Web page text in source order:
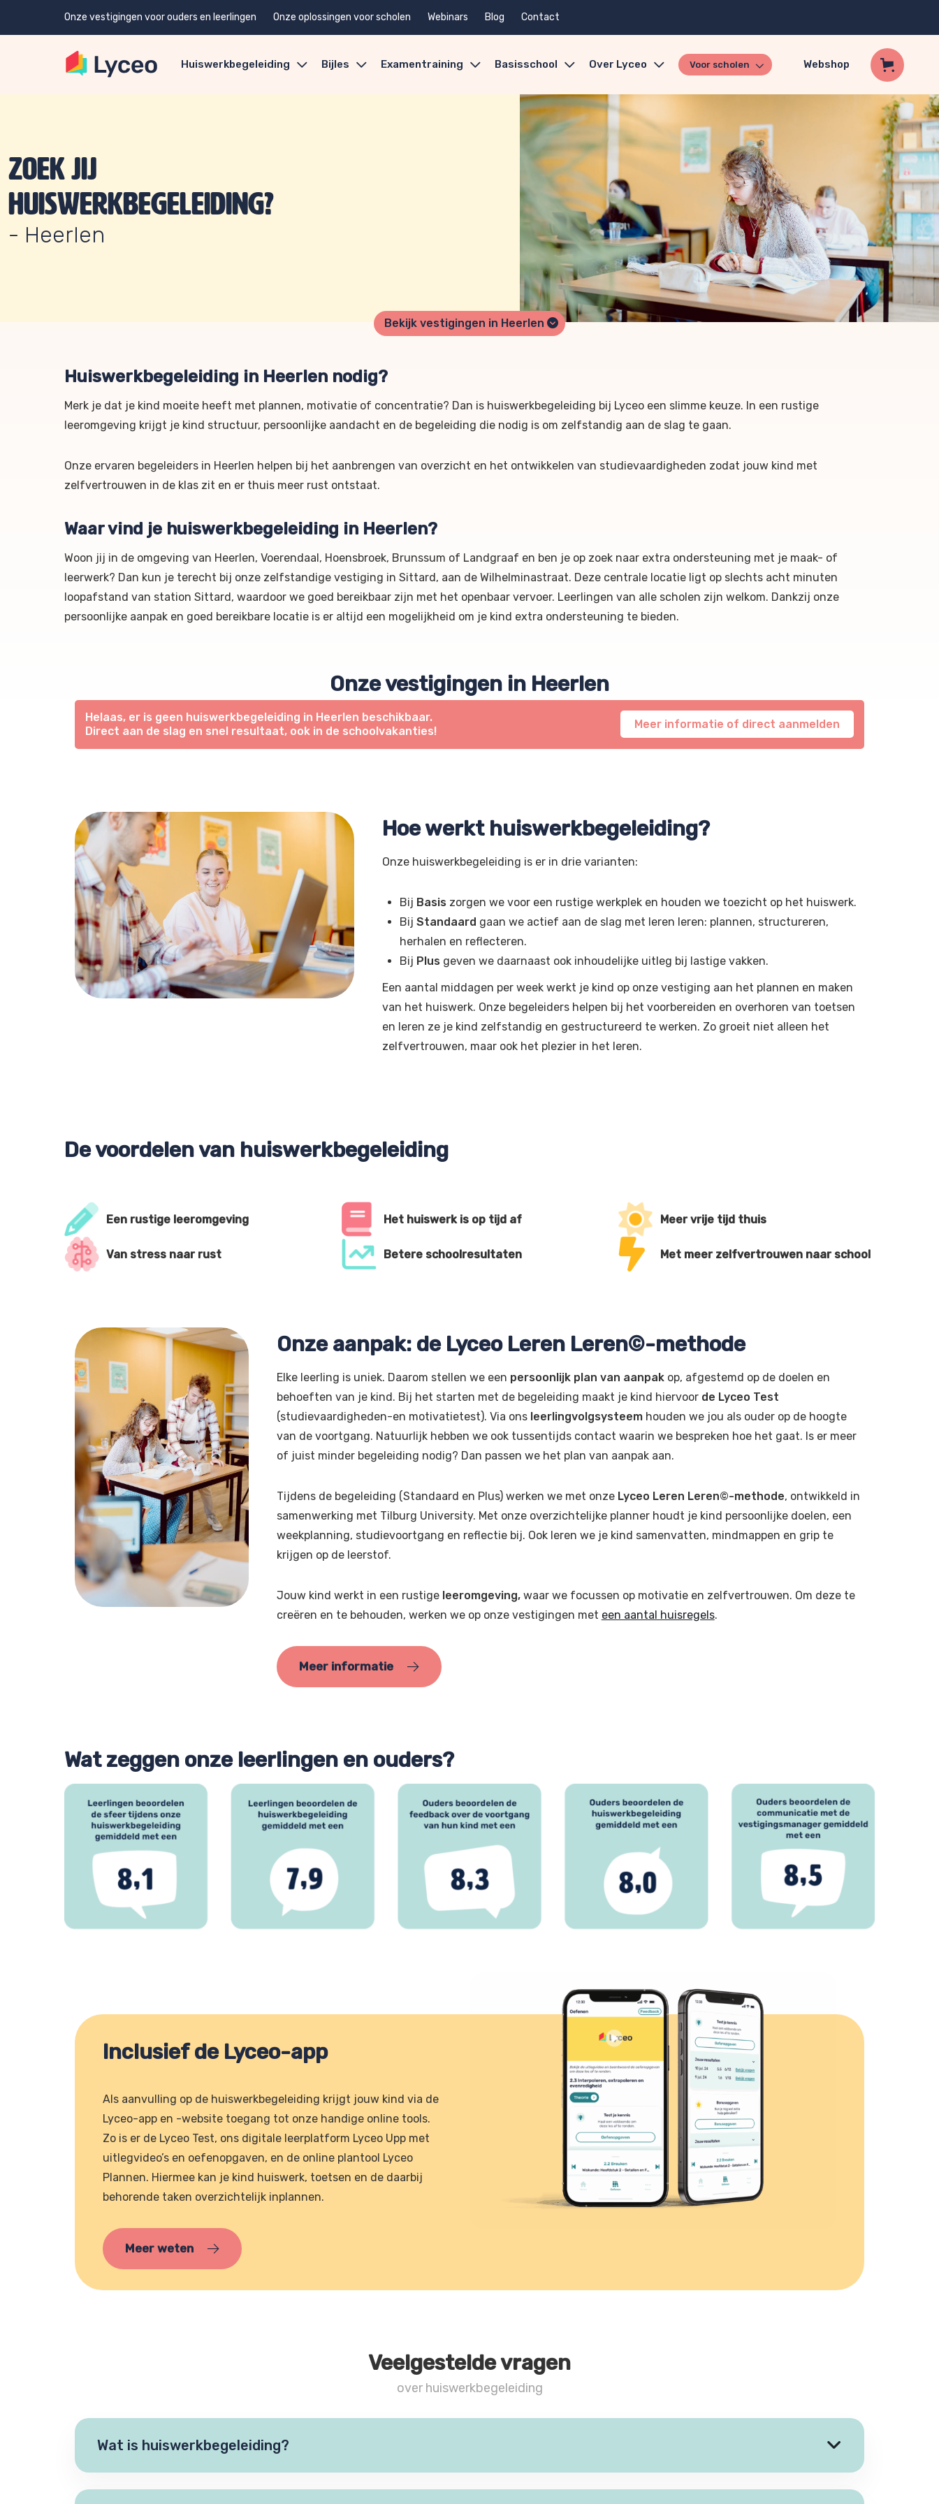
Onze vestigingen voor ouders en leerlingen Onze oplossingen voor scholen Webinars Blog Contact
Huiswerkbegeleiding Bijles Examentraining Basisschool Over Lyceo Voor scholen Webshop
Zoek jij
huiswerkbegeleiding?
- Heerlen
Bekijk vestigingen in Heerlen
Huiswerkbegeleiding in Heerlen nodig?
Merk je dat je kind moeite heeft met plannen, motivatie of concentratie? Dan is huiswerkbegeleiding bij Lyceo een slimme keuze. In een rustige
leeromgeving krijgt je kind structuur, persoonlijke aandacht en de begeleiding die nodig is om zelfstandig aan de slag te gaan.
Onze ervaren begeleiders in Heerlen helpen bij het aanbrengen van overzicht en het ontwikkelen van studievaardigheden zodat jouw kind met
zelfvertrouwen in de klas zit en er thuis meer rust ontstaat.
Waar vind je huiswerkbegeleiding in Heerlen?
Woon jij in de omgeving van Heerlen, Voerendaal, Hoensbroek, Brunssum of Landgraaf en ben je op zoek naar extra ondersteuning met je maak- of
leerwerk? Dan kun je terecht bij onze zelfstandige vestiging in Sittard, aan de Wilhelminastraat. Deze centrale locatie ligt op slechts acht minuten
loopafstand van station Sittard, waardoor we goed bereikbaar zijn met het openbaar vervoer. Leerlingen van alle scholen zijn welkom. Dankzij onze
persoonlijke aanpak en goed bereikbare locatie is er altijd een mogelijkheid om je kind extra ondersteuning te bieden.
Onze vestigingen in Heerlen
Helaas, er is geen huiswerkbegeleiding in Heerlen beschikbaar.
Direct aan de slag en snel resultaat, ook in de schoolvakanties!
Meer informatie of direct aanmelden
Hoe werkt huiswerkbegeleiding?
Onze huiswerkbegeleiding is er in drie varianten:
Bij Basis zorgen we voor een rustige werkplek en houden we toezicht op het huiswerk.
Bij Standaard gaan we actief aan de slag met leren leren: plannen, structureren,
herhalen en reflecteren.
Bij Plus geven we daarnaast ook inhoudelijke uitleg bij lastige vakken.
Een aantal middagen per week werkt je kind op onze vestiging aan het plannen en maken
van het huiswerk. Onze begeleiders helpen bij het voorbereiden en overhoren van toetsen
en leren ze je kind zelfstandig en gestructureerd te werken. Zo groeit niet alleen het
zelfvertrouwen, maar ook het plezier in het leren.
De voordelen van huiswerkbegeleiding
Een rustige leeromgeving Het huiswerk is op tijd af Meer vrije tijd thuis
Van stress naar rust Betere schoolresultaten Met meer zelfvertrouwen naar school
Onze aanpak: de Lyceo Leren Leren©-methode
Elke leerling is uniek. Daarom stellen we een persoonlijk plan van aanpakop, afgestemd op de doelen en
behoeften van je kind. Bij het starten met de begeleiding maakt je kind hiervoor de Lyceo Test
(studievaardigheden-en motivatietest). Via ons leerlingvolgsysteemhouden we jou als ouder op de hoogte
van de voortgang. Natuurlijk hebben we ook tussentijds contact waarin we bespreken hoe het gaat. Is er meer
of juist minder begeleiding nodig? Dan passen we het plan van aanpak aan.
Tijdens de begeleiding (Standaard en Plus) werken we met onze Lyceo Leren Leren©-methode, ontwikkeld in
samenwerking met Tilburg University. Met onze overzichtelijke planner houdt je kind persoonlijke doelen, een
weekplanning, studievoortgang en reflectie bij. Ook leren we je kind samenvatten, mindmappen en grip te
krijgen op de leerstof.
Jouw kind werkt in een rustigeleeromgeving, waar we focussen op motivatie en zelfvertrouwen. Om deze te
creëren en te behouden, werken we op onze vestigingen met een aantal huisregels.
Meer informatie
Wat zeggen onze leerlingen en ouders?
Inclusief de Lyceo-app
Als aanvulling op de huiswerkbegeleiding krijgt jouw kind via de
Lyceo-app en -website toegang tot onze handige online tools.
Zo is er de Lyceo Test, ons digitale leerplatform Lyceo Upp met
uitlegvideo’s en oefenopgaven, en de online plantool Lyceo
Plannen. Hiermee kan je kind huiswerk, toetsen en de daarbij
behorende taken overzichtelijk inplannen.
Meer weten
Veelgestelde vragen
over huiswerkbegeleiding
Wat is huiswerkbegeleiding?